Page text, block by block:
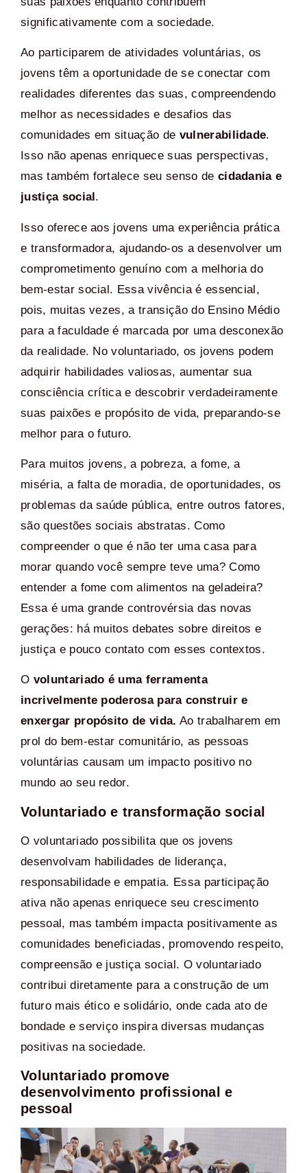
significativamente com a sociedade.
Ao participarem de atividades voluntárias, os
jovens têm a oportunidade de se conectar com
realidades diferentes das suas, compreendendo
melhor as necessidades e desafios das
comunidades em situação de vulnerabilidade.
Isso não apenas enriquece suas perspectivas,
mas também fortalece seu senso de cidadania e
justiça social .
Isso oferece aos jovens uma experiência prática
e transformadora, ajudando-os a desenvolver um
comprometimento genuíno com a melhoria do
bem-estar social. Essa vivência é essencial,
pois, muitas vezes, a transição do Ensino Médio
para a faculdade é marcada por uma desconexão
da realidade. No voluntariado, os jovens podem
adquirir habilidades valiosas, aumentar sua
consciência crítica e descobrir verdadeiramente
suas paixões e propósito de vida, preparando-se
melhor para o futuro.
Para muitos jovens, a pobreza, a fome, a
miséria, a falta de moradia, de oportunidades, os
problemas da saúde pública, entre outros fatores,
são questões sociais abstratas. Como
compreender o que é não ter uma casa para
morar quando você sempre teve uma? Como
entender a fome com alimentos na geladeira?
Essa é uma grande controvérsia das novas
gerações: há muitos debates sobre direitos e
justiça e pouco contato com esses contextos.
O voluntariado é uma ferramenta
incrivelmente poderosa para construir e
enxergar propósito de vida. Ao trabalharem em
prol do bem-estar comunitário, as pessoas
voluntárias causam um impacto positivo no
mundo ao seu redor.
Voluntariado e transformação social
O voluntariado possibilita que os jovens
desenvolvam habilidades de liderança,
responsabilidade e empatia. Essa participação
ativa não apenas enriquece seu crescimento
pessoal, mas também impacta positivamente as
comunidades beneficiadas, promovendo respeito,
compreensão e justiça social. O voluntariado
contribui diretamente para a construção de um
futuro mais ético e solidário, onde cada ato de
bondade e serviço inspira diversas mudanças
positivas na sociedade.
Voluntariado promove
desenvolvimento profissional e
pessoal